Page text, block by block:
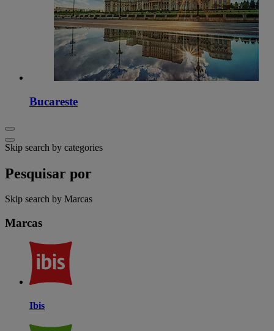
Bucareste
Skip search by categories
Pesquisar por
Skip search by Marcas
Marcas
Ibis